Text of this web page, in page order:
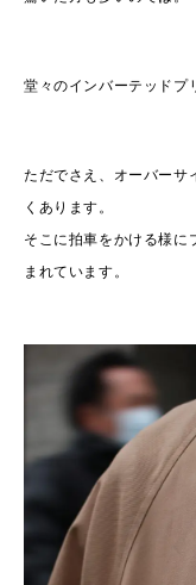
堂々のインバーテッドプ
ただでさえ、オーバーサ
くあります。
そこに拍車をかける様に
まれています。